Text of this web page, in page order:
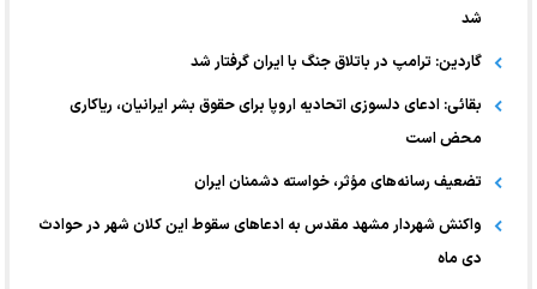
شد
گاردین: ترامپ در باتلاق جنگ با ایران گرفتار شد
بقائی: ادعای دلسوزی اتحادیه اروپا برای حقوق بشر ایرانیان، ریاکاری
محض است
تضعیف رسانه‌های مؤثر، خواسته دشمنان ایران
واکنش شهردار مشهد مقدس به ادعا‌های سقوط این کلان شهر در حوادث
دی ماه